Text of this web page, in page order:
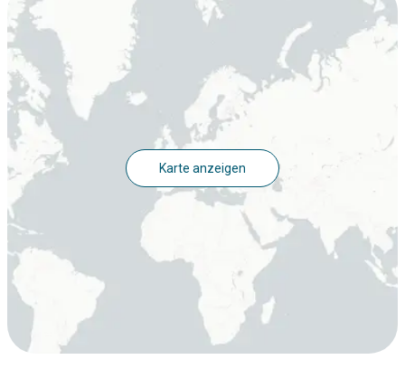
Karte anzeigen